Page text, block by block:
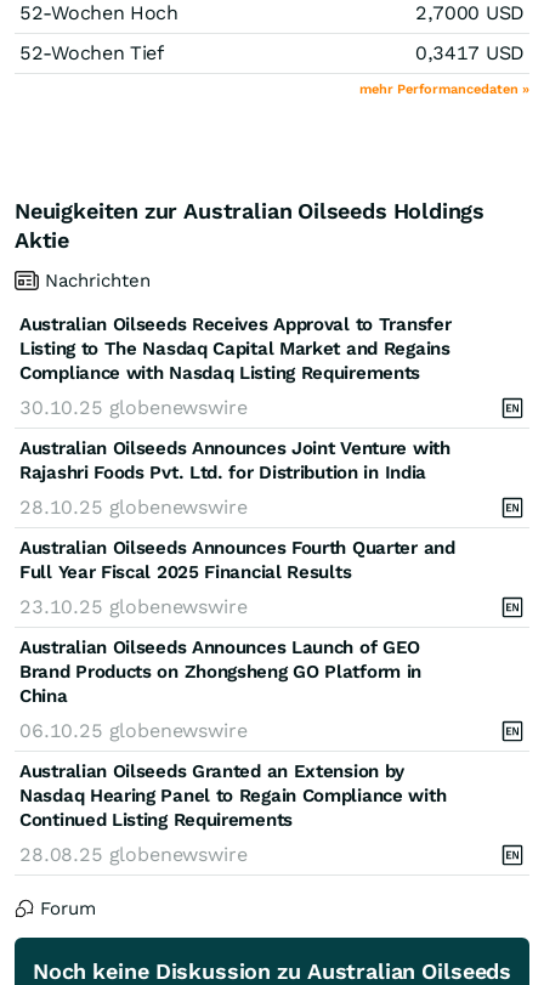
52-Wochen Hoch 2,7000 USD
52-Wochen Tief
0,3417 USD
mehr Performancedaten »
Neuigkeiten zur Australian Oilseeds Holdings
Aktie
Nachrichten
Australian Oilseeds Receives Approval to Transfer
Listing to The Nasdaq Capital Market and Regains
Compliance with Nasdaq Listing Requirements
30.10.25 globenewswire
Australian Oilseeds Announces Joint Venture with
Rajashri Foods Pvt. Ltd. for Distribution in India
28.10.25 globenewswire
Australian Oilseeds Announces Fourth Quarter and
Full Year Fiscal 2025 Financial Results
23.10.25 globenewswire
Australian Oilseeds Announces Launch of GEO
Brand Products on Zhongsheng GO Platform in
China
06.10.25 globenewswire
Australian Oilseeds Granted an Extension by
Nasdaq Hearing Panel to Regain Compliance with
Continued Listing Requirements
28.08.25 globenewswire
Forum
Noch keine Diskussion zu Australian Oilseeds